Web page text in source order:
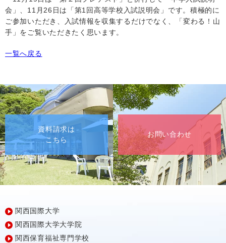
会」、 11 月 26 日は「第1 回高等学校入試説明会」です。積極的に
ご参加いただき、入試情報を収集するだけでなく、「変わる！山
手」をご覧いただきたく思います。
一覧へ戻る
資料請求は
こちら
お問い合わせ
関西国際大学
関西国際大学大学院
関西保育福祉専門学校